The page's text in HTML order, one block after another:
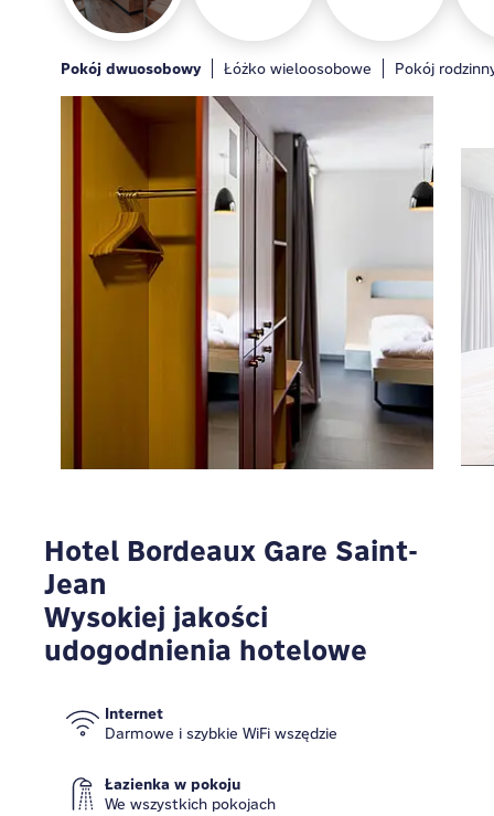
Pokój dwuosobowy Łóżko wieloosobowe Pokój
Ogólne Bar Strefa gier Kuchnia dla gości Lounge
Pokoje Bar hotelowy Strefa gier Kuchnia dla
Aby wyświetlić Google Maps, musisz zmienić
ustawienia prywatności
MODYFIKUJ
Hotel Bordeaux Gare Saint-
Jean
Wysokiej jakości
udogodnienia hotelowe
Internet
Darmowe i szybkie WiFi wszędzie
Łazienka w pokoju
We wszystkich pokojach